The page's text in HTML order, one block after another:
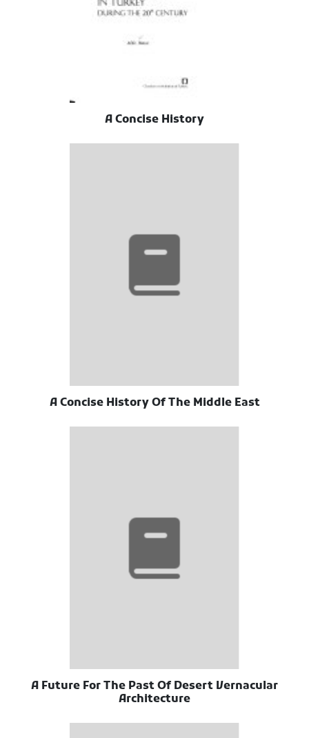
A Concise History
A Concise History Of The Middle East
A Future For The Past Of Desert Vernacular
Architecture